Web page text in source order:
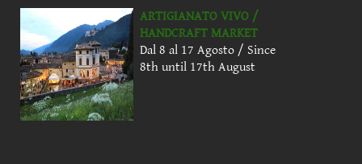
ARTIGIANATO VIVO /
HANDCRAFT MARKET
Dal 8 al 17 Agosto / Since
8th until 17th August